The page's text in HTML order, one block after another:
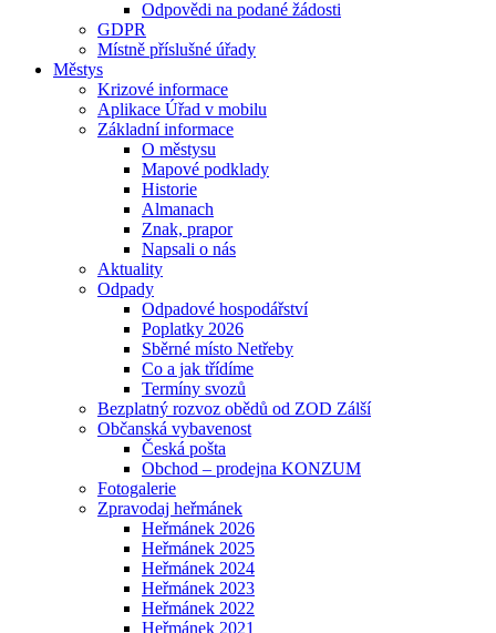
Odpovědi na podané žádosti
GDPR
Místně příslušné úřady
Městys
Krizové informace
Aplikace Úřad v mobilu
Základní informace
O městysu
Mapové podklady
Historie
Almanach
Znak, prapor
Napsali o nás
Aktuality
Odpady
Odpadové hospodářství
Poplatky 2026
Sběrné místo Netřeby
Co a jak třídíme
Termíny svozů
Bezplatný rozvoz obědů od ZOD Zálší
Občanská vybavenost
Česká pošta
Obchod – prodejna KONZUM
Fotogalerie
Zpravodaj heřmánek
Heřmánek 2026
Heřmánek 2025
Heřmánek 2024
Heřmánek 2023
Heřmánek 2022
Heřmánek 2021